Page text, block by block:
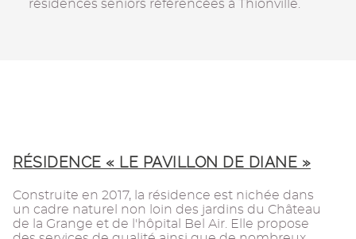
résidences seniors référencées à Thionville.
RÉSIDENCE « LE PAVILLON DE DIANE »
Construite en 2017, la résidence est nichée dans
un cadre naturel non loin des jardins du Château
de la Grange et de l'hôpital Bel Air. Elle propose